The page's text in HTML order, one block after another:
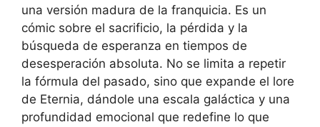
una versión madura de la franquicia. Es un
cómic sobre el sacrificio, la pérdida y la
búsqueda de esperanza en tiempos de
desesperación absoluta. No se limita a repetir
la fórmula del pasado, sino que expande el lore
de Eternia, dándole una escala galáctica y una
profundidad emocional que redefine lo que